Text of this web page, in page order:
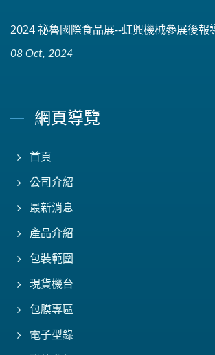
2024 祕魯國際食品展--虹興機械參展後報
08 Oct, 2024
網頁導覽
首頁
公司介紹
最新消息
產品介紹
包裝範圍
現貨機台
包膜專區
電子型錄